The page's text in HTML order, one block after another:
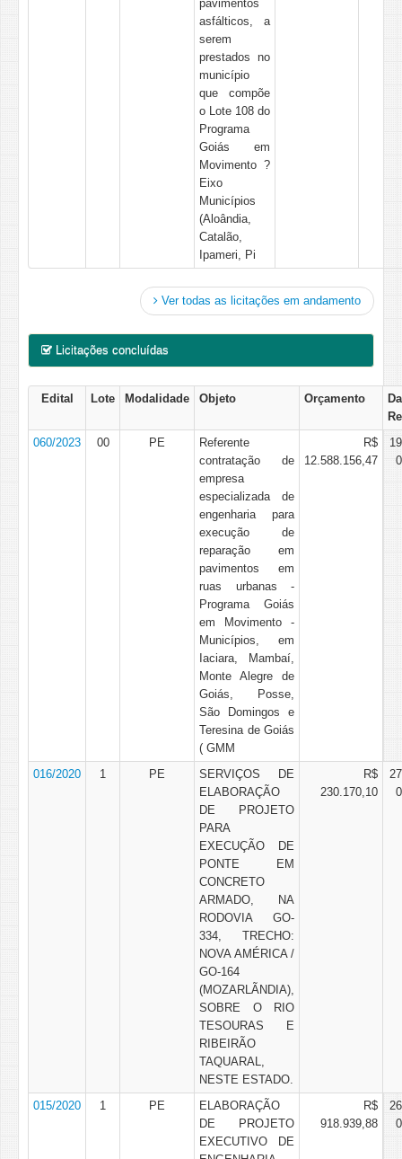
pavimentos
asfálticos, a
serem
prestados no
município
que compõe
o Lote 108 do
Programa
Goiás em
Movimento ?
Eixo
Municípios
(Aloândia,
Catalão,
Ipameri, Pi
Ver todas as licitações em andamento
Licitações concluídas
Edital Lote Modalidade Objeto Orçamento
060/2023
00 PE
Referente
contratação de
empresa
especializada de
engenharia para
execução de
reparação em
pavimentos em
ruas urbanas -
Programa Goiás
em Movimento -
Municípios, em
Iaciara, Mambaí,
Monte Alegre de
Goiás, Posse,
São Domingos e
Teresina de Goiás
( GMM
R$
12.588.156,47
016/2020 1 PE
SERVIÇOS DE
ELABORAÇÃO
DE PROJETO
PARA
EXECUÇÃO DE
PONTE EM
CONCRETO
ARMADO, NA
RODOVIA GO-
334, TRECHO:
NOVA AMÉRICA /
GO-164
(MOZARLÃNDIA),
SOBRE O RIO
TESOURAS E
RIBEIRÃO
TAQUARAL,
NESTE ESTADO.
R$
230.170,10
015/2020 1 PE
ELABORAÇÃO
DE PROJETO
EXECUTIVO DE
R$
918.939,88